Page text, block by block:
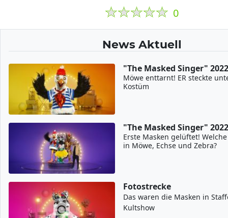
0
News Aktuell
"The Masked Singer" 2022
Möwe enttarnt! ER steckte
Kostüm
"The Masked Singer" 2022
Erste Masken gelüftet!
in Möwe, Echse und Zebra?
Fotostrecke
Das waren die Masken in
Kultshow